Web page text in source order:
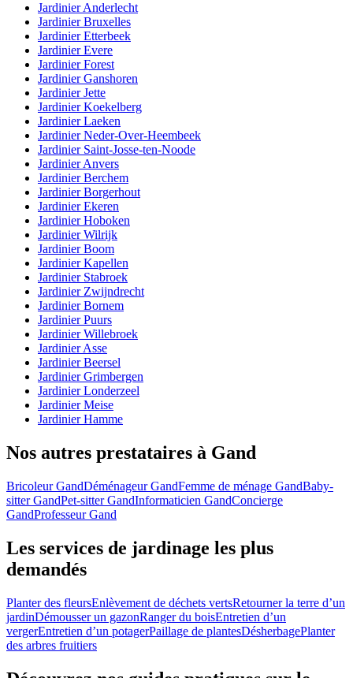
Jardinier Anderlecht
Jardinier Bruxelles
Jardinier Etterbeek
Jardinier Evere
Jardinier Forest
Jardinier Ganshoren
Jardinier Jette
Jardinier Koekelberg
Jardinier Laeken
Jardinier Neder-Over-Heembeek
Jardinier Saint-Josse-ten-Noode
Jardinier Anvers
Jardinier Berchem
Jardinier Borgerhout
Jardinier Ekeren
Jardinier Hoboken
Jardinier Wilrijk
Jardinier Boom
Jardinier Kapellen
Jardinier Stabroek
Jardinier Zwijndrecht
Jardinier Bornem
Jardinier Puurs
Jardinier Willebroek
Jardinier Asse
Jardinier Beersel
Jardinier Grimbergen
Jardinier Londerzeel
Jardinier Meise
Jardinier Hamme
Nos autres prestataires à Gand
Bricoleur GandDéménageur GandFemme de ménage GandBaby-
sitter GandPet-sitter GandInformaticien GandConcierge
GandProfesseur Gand
Les services de jardinage les plus
demandés
Planter des fleursEnlèvement de déchets vertsRetourner la terre d’un
jardinDémousser un gazonRanger du boisEntretien d’un
vergerEntretien d’un potagerPaillage de plantesDésherbagePlanter
des arbres fruitiers